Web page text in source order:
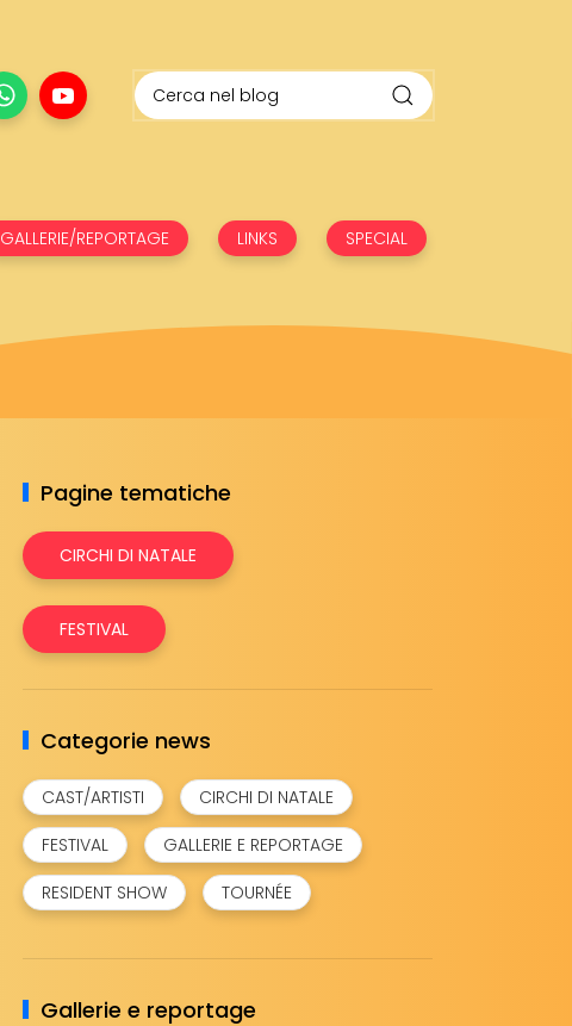
GALLERIE/REPORTAGE LINKS SPECIAL
Pagine tematiche
CIRCHI DI NATALE
FESTIVAL
Categorie news
CAST/ARTISTI
CIRCHI DI NATALE
FESTIVAL
GALLERIE E REPORTAGE
RESIDENT SHOW
TOURNÉE
Gallerie e reportage